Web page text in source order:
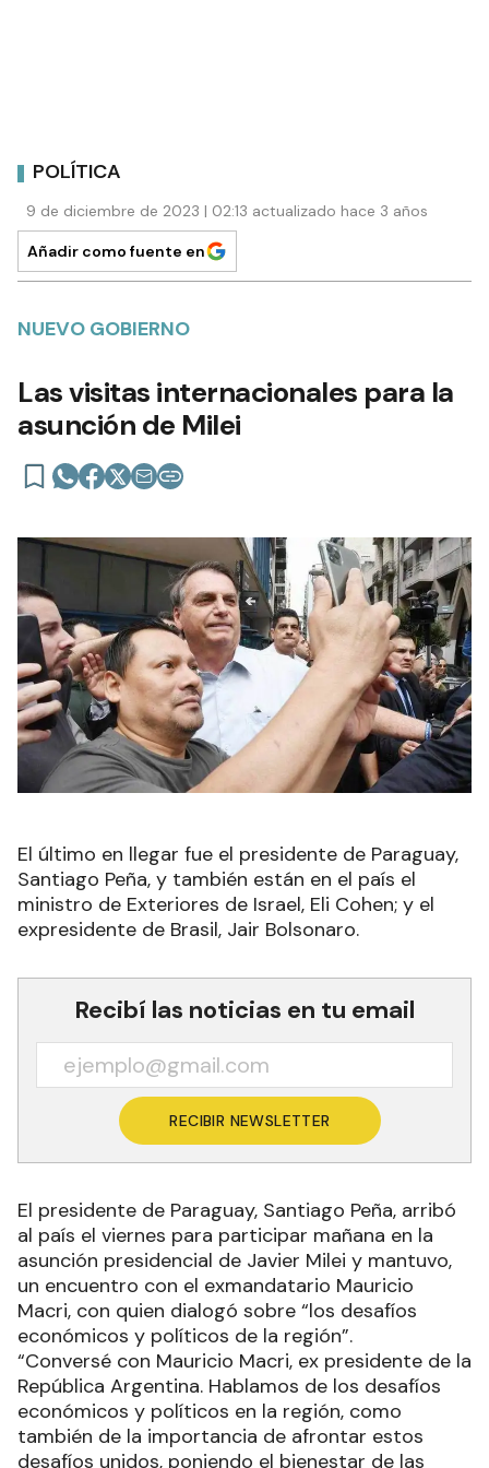
POLÍTICA
9 de diciembre de 2023 | 02:13 actualizado hace 3 años
Añadir como fuente en
NUEVO GOBIERNO
Las visitas internacionales para la
asunción de Milei
El último en llegar fue el presidente de Paraguay,
Santiago Peña, y también están en el país el
ministro de Exteriores de Israel, Eli Cohen; y el
expresidente de Brasil, Jair Bolsonaro.
Recibí las noticias en tu email
RECIBIR NEWSLETTER
El presidente de Paraguay, Santiago Peña, arribó
al país el viernes para participar mañana en la
asunción presidencial de Javier Milei y mantuvo,
un encuentro con el exmandatario Mauricio
Macri, con quien dialogó sobre “los desafíos
económicos y políticos de la región”.
“Conversé con Mauricio Macri, ex presidente de la
República Argentina. Hablamos de los desafíos
económicos y políticos en la región, como
también de la importancia de afrontar estos
desafíos unidos, poniendo el bienestar de las